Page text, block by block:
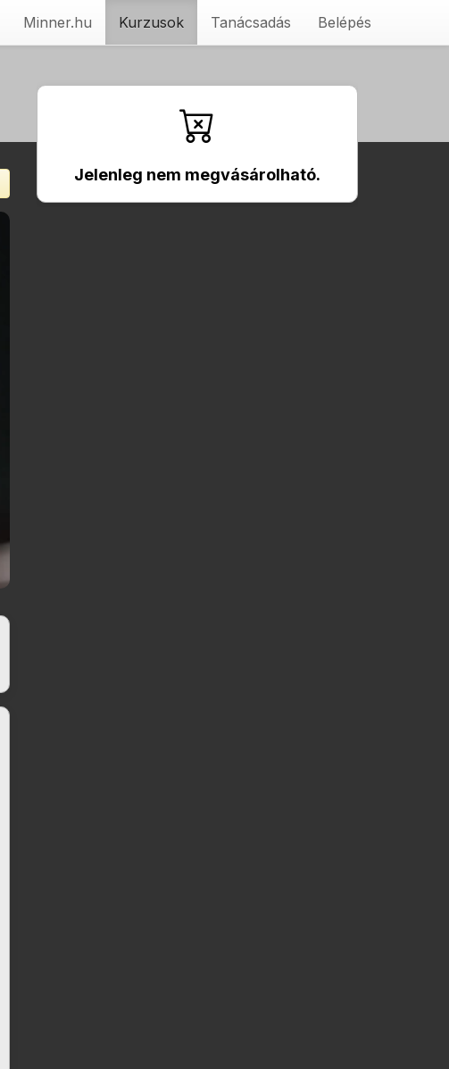
Minner.hu Kurzusok Tanácsadás Belépés
Jelenleg nem megvásárolható.